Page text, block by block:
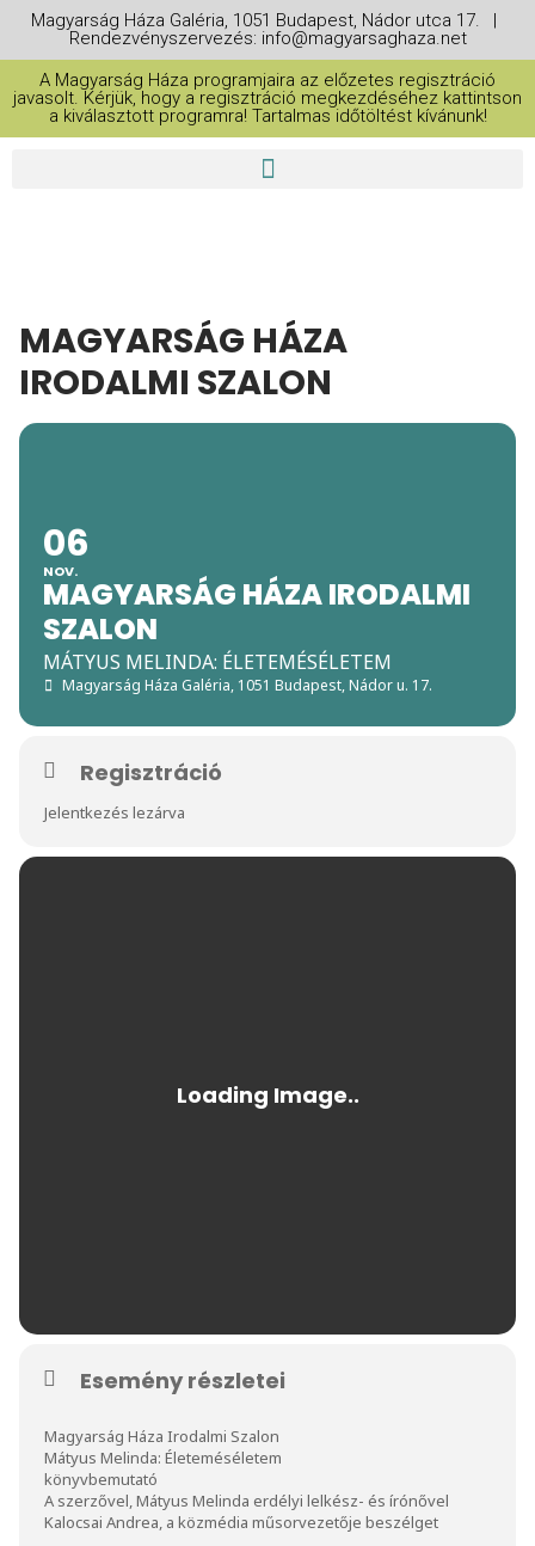
Magyarság Háza Galéria, 1051 Budapest, Nádor utca 17. |
Rendezvényszervezés: info@magyarsaghaza.net
A Magyarság Háza programjaira az előzetes regisztráció
javasolt. Kérjük, hogy a regisztráció megkezdéséhez kattintson
a kiválasztott programra! Tartalmas időtöltést kívánunk!
MAGYARSÁG HÁZA
IRODALMI SZALON
06
NOV.
MAGYARSÁG HÁZA IRODALMI
SZALON
MÁTYUS MELINDA: ÉLETEMÉSÉLETEM
Magyarság Háza Galéria, 1051 Budapest, Nádor u. 17.
Regisztráció
Jelentkezés lezárva
Esemény részletei
Magyarság Háza Irodalmi Szalon
Mátyus Melinda: Életeméséletem
könyvbemutató
A szerzővel, Mátyus Melinda erdélyi lelkész- és írónővel
Kalocsai Andrea, a közmédia műsorvezetője beszélget